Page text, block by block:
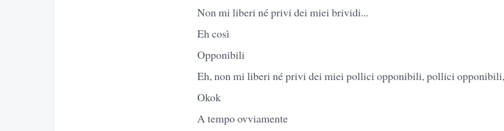
Non mi liberi né privi dei miei brividi...
Eh così
Opponibili
Eh, non mi liberi né privi dei miei pollici opponibili, pollici
Okok
A tempo ovviamente